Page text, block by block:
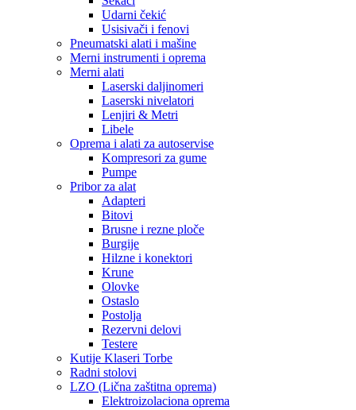
Udarni čekić
Usisivači i fenovi
Pneumatski alati i mašine
Merni instrumenti i oprema
Merni alati
Laserski daljinomeri
Laserski nivelatori
Lenjiri & Metri
Libele
Oprema i alati za autoservise
Kompresori za gume
Pumpe
Pribor za alat
Adapteri
Bitovi
Brusne i rezne ploče
Burgije
Hilzne i konektori
Krune
Olovke
Ostaslo
Postolja
Rezervni delovi
Testere
Kutije Klaseri Torbe
Radni stolovi
LZO (Lična zaštitna oprema)
Elektroizolaciona oprema